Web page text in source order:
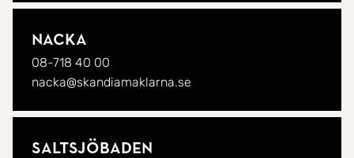
Nacka
08-718 40 00
nacka@skandiamaklarna.se
Saltsjöbaden